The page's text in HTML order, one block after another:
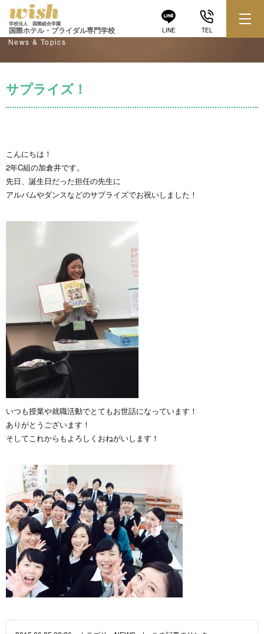
LINE TEL
学校法人 国際総合学園
国際ホテル・ブライダル専門学校
学校からのお知らせ
News & Topics
サプライズ！
こんにちは！
2年C組の加倉井です。
先日、誕生日だった担任の先生に
アルバムやダンスなどのサプライズでお祝いしました！
いつも授業や就職活動でとてもお世話になっています！
ありがとうございます！
そしてこれからもよろしくおねがいします！